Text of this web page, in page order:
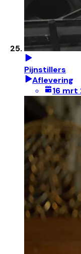
Pijnstillers
Aflevering
16 mrt